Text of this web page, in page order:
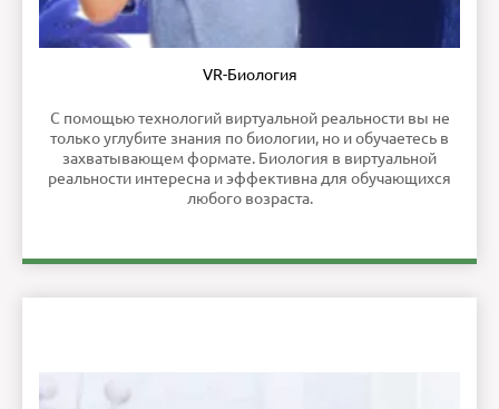
VR-Биология
С помощью технологий виртуальной реальности вы не
только углубите знания по биологии, но и обучаетесь в
захватывающем формате. Биология в виртуальной
реальности интересна и эффективна для обучающихся
любого возраста.